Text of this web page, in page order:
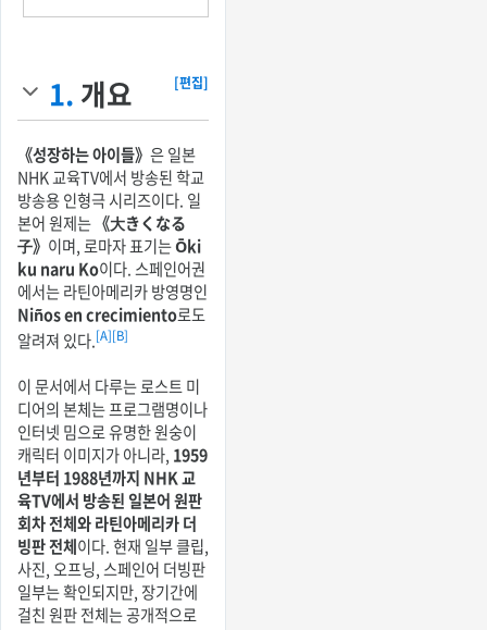
1. 개요 [편집]
《성장하는 아이들》 은 일본
NHK 교육TV에서 방송된 학교
방송용 인형극 시리즈이다. 일
본어 원제는 《大きくなる
子》 이며, 로마자 표기는Ōki
ku naru Ko이다. 스페인어권
에서는 라틴아메리카 방영명인
Niños en crecimiento로도
알려져 있다.[A][B]
이 문서에서 다루는 로스트 미
디어의 본체는 프로그램명이나
인터넷 밈으로 유명한 원숭이
캐릭터 이미지가 아니라, 1959
년부터 1988년까지 NHK 교
육TV에서 방송된 일본어 원판
회차 전체와 라틴아메리카 더
빙판 전체이다. 현재 일부 클립,
사진, 오프닝, 스페인어 더빙판
일부는 확인되지만, 장기간에
걸친 원판 전체는 공개적으로